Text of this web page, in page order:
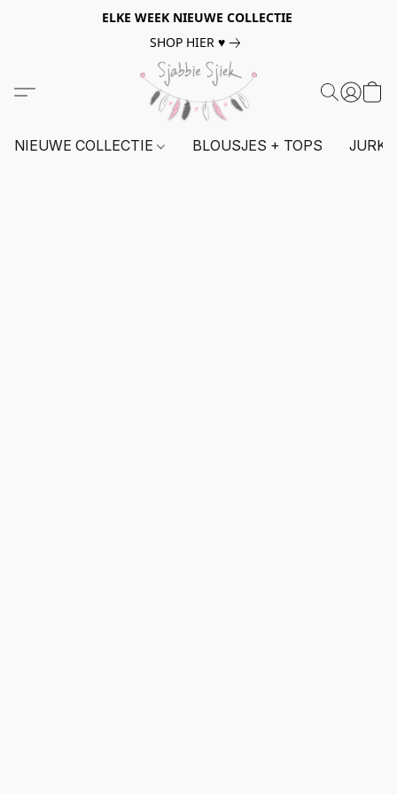
ELKE WEEK NIEUWE COLLECTIE
SHOP HIER ♥
NIEUWE COLLECTIE BLOUSJES + TOPS